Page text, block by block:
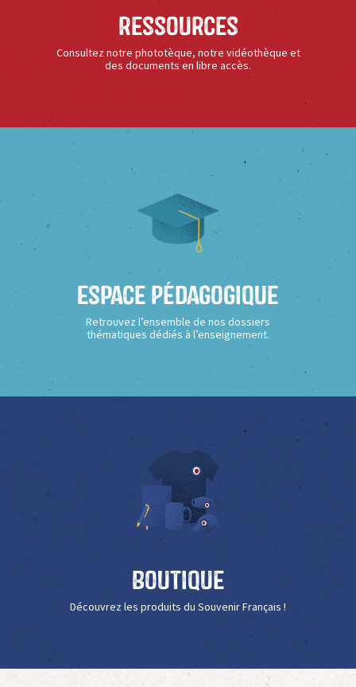
Ressources
Consultez notre phototèque, notre vidéothèque et
des documents en libre accès.
Espace Pédagogique
Retrouvez l’ensemble de nos dossiers
thématiques dédiés à l’enseignement.
Boutique
Découvrez les produits du Souvenir Français !